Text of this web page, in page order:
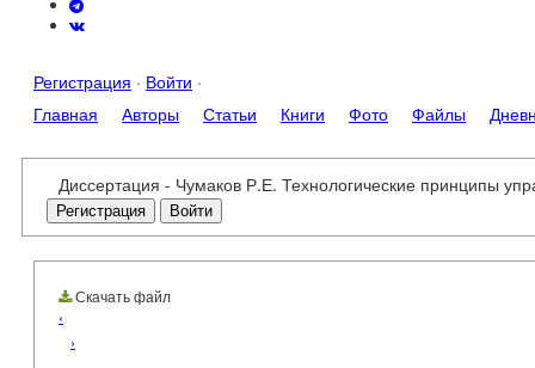
Регистрация · Войти ·
Главная Авторы Статьи Книги Фото Файлы
Диссертация - Чумаков Р.Е. Технологические принципы
Регистрация Войти
Скачать файл
‹
›